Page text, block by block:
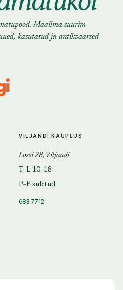
Maailma suurim
kasutatud ja antikvaarsed
VILJANDI KAUPLUS
Lossi 28, Viljandi
T–L 10–18
P–E suletud
683 7712